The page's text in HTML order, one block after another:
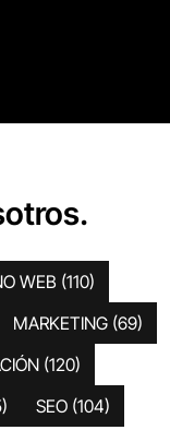
WEB (110)
MARKETING (69)
(120)
SEO (104)